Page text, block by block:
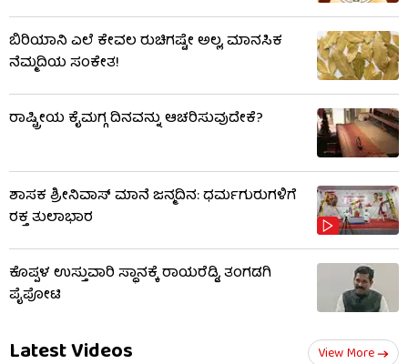
ಬಿರಿಯಾನಿ ಎಲೆ ಕೇವಲ ರುಚಿಗಷ್ಟೇ ಅಲ್ಲ, ಮಾನಸಿಕ
ನೆಮ್ಮದಿಯ ಸಂಕೇತ!
ರಾಷ್ಟ್ರೀಯ ಕೈಮಗ್ಗ ದಿನವನ್ನು ಆಚರಿಸುವುದೇಕೆ?
ಶಾಸಕ ಶ್ರೀನಿವಾಸ್ ಮಾನೆ ಜನ್ಮದಿನ: ಧರ್ಮಗುರುಗಳಿಗೆ
ರಕ್ತ ತುಲಾಭಾರ
ಕೊಪ್ಪಳ ಉಸ್ತುವಾರಿ ಸ್ಥಾನಕ್ಕೆ ರಾಯರೆಡ್ಡಿ, ತಂಗಡಗಿ
ಪೈಪೋಟಿ
Latest Videos View More